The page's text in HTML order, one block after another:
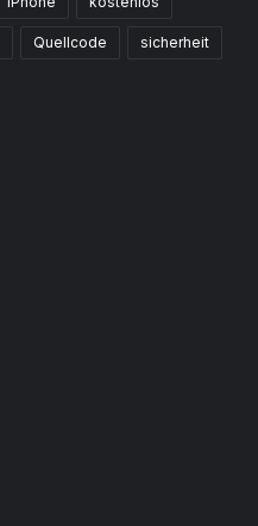
Quellcode sicherheit